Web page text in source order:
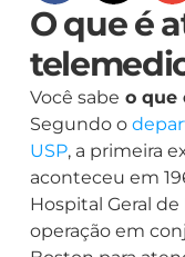
O que é
Você sabe o que
Segundo o
USP, a primeira
aconteceu em
Hospital Geral
operação em